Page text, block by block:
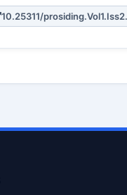
10.25311/